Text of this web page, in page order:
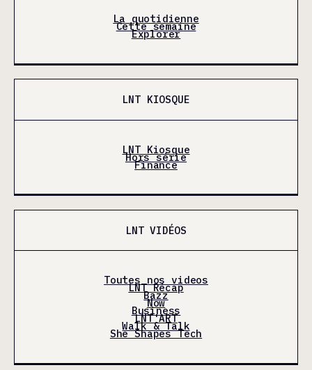
La quotidienne
Cette semaine
Explorer
LNT KIOSQUE
LNT Kiosque
Hors série
Finance
LNT VIDÉOS
Toutes nos videos
LNT Récap
Bazz
Now
Business
LNT'ART
Walk & Talk
She Shapes Tech